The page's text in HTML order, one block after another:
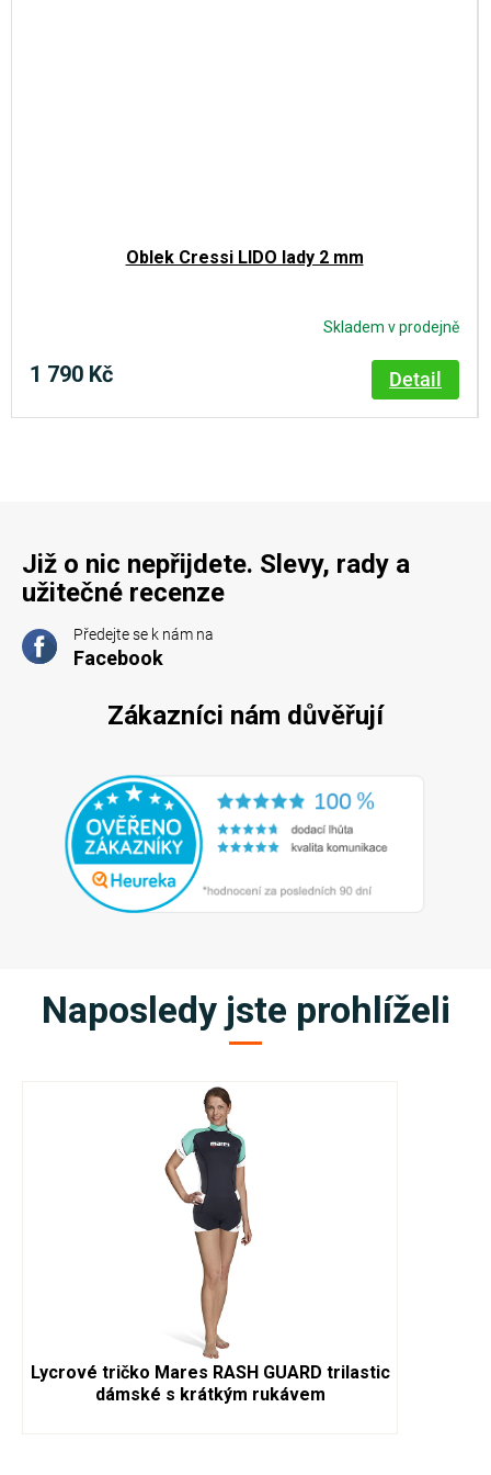
Oblek Cressi LIDO lady 2 mm
Skladem v prodejně
1 790 Kč Detail
Již o nic nepřijdete. Slevy, rady a
užitečné recenze
Předejte se k nám na
Facebook
Zákazníci nám důvěřují
Naposledy jste prohlíželi
Lycrové tričko Mares RASH GUARD trilastic
dámské s krátkým rukávem